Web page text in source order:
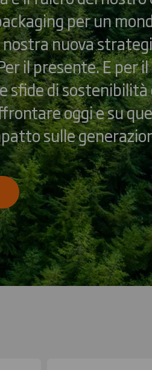
per un
nuova
il presente. E per
sfide di sostenibilità
oggi e su
sulle